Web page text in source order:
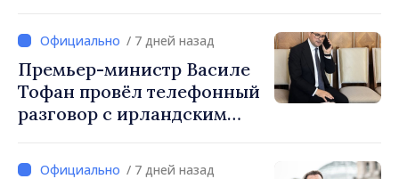
сотрудничеству
Швейцарии в Республике
Молдова
/ 7 дней назад
Премьер-министр Василе
Тофан провёл телефонный
разговор с ирландским
Мартином
/ 7 дней назад